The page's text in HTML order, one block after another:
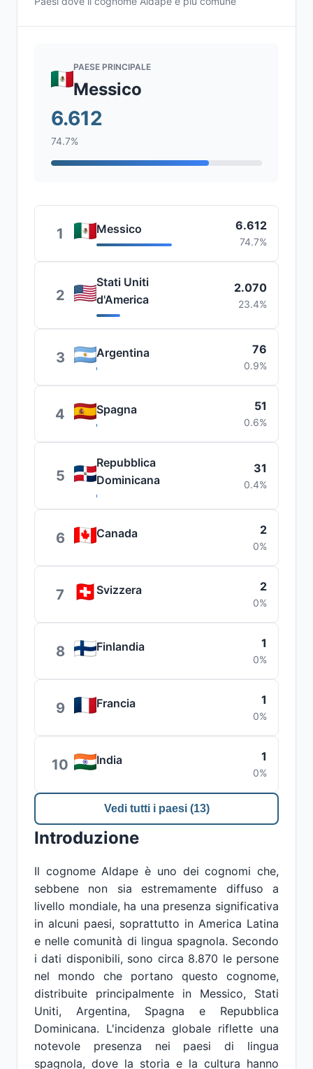
PAESE PRINCIPALE
Messico
6.612
74.7%
1 Messico 6.612
74.7%
2
Stati Uniti
d'America
2.070
23.4%
3 Argentina 76
0.9%
4 Spagna 51
0.6%
5
Repubblica
Dominicana
31
0.4%
6 Canada 2
0%
7 Svizzera 2
0%
8 Finlandia 1
0%
9 Francia 1
0%
10 India 1
0%
Vedi tutti i paesi (13)
Introduzione
Il cognome Aldape è uno dei cognomi che,
sebbene non sia estremamente diffuso a
livello mondiale, ha una presenza significativa
in alcuni paesi, soprattutto in America Latina
e nelle comunità di lingua spagnola. Secondo
i dati disponibili, sono circa 8.870 le persone
nel mondo che portano questo cognome,
distribuite principalmente in Messico, Stati
Uniti, Argentina, Spagna e Repubblica
Dominicana. L'incidenza globale riflette una
notevole presenza nei paesi di lingua
spagnola, dove la storia e la cultura hanno